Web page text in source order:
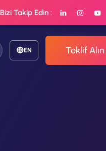
Bizi Takip Edin :
EN Teklif Alın